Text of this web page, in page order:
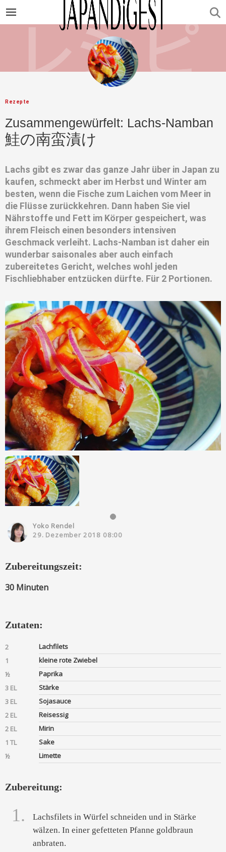
Rezepte
Zusammengewürfelt: Lachs-Namban
鮭の南蛮漬け
Lachs gibt es zwar das ganze Jahr über in Japan zu
kaufen, schmeckt aber im Herbst und Winter am
besten, wenn die Fische zum Laichen vom Meer in
die Flüsse zurückkehren. Dann haben Sie viel
Nährstoffe und Fett im Körper gespeichert, was
ihrem Fleisch einen besonders intensiven
Geschmack verleiht. Lachs-Namban ist daher ein
wunderbar saisonales aber auch einfach
zubereitetes Gericht, welches wohl jeden
Fischliebhaber entzücken dürfte. Für 2 Portionen.
Yoko Rendel
29. Dezember 2018 08:00
Zubereitungszeit:
30 Minuten
Zutaten:
2
Lachfilets
1
kleine rote Zwiebel
½
Paprika
3 EL
Stärke
3 EL
Sojasauce
2 EL
Reisessig
2 EL
Mirin
1 TL
Sake
½
Limette
Zubereitung:
1.
Lachsfilets in Würfel schneiden und in Stärke
wälzen. In einer gefetteten Pfanne goldbraun
anbraten.